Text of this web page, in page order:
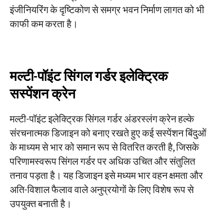
इंजीनियरिंग के दृष्टिकोण से समग्र भवन निर्माण लागत को भी
काफी कम करता है।
मल्टी-पॉइंट सिंगल गर्डर इलेक्ट्रिक
सस्पेंशन क्रेन
मल्टी-पॉइंट इलेक्ट्रिक सिंगल गर्डर अंडरस्लंग क्रेन हल्के
संरचनात्मक डिजाइन को बनाए रखते हुए कई सस्पेंशन बिंदुओं
के माध्यम से भार को समान रूप से वितरित करती है, जिसके
परिणामस्वरूप सिंगल गर्डर पर अधिक उचित और संतुलित
तनाव पड़ता है। यह डिजाइन इसे मध्यम भार वहन क्षमता और
अति-विशाल फैलाव वाले अनुप्रयोगों के लिए विशेष रूप से
उपयुक्त बनाती है।